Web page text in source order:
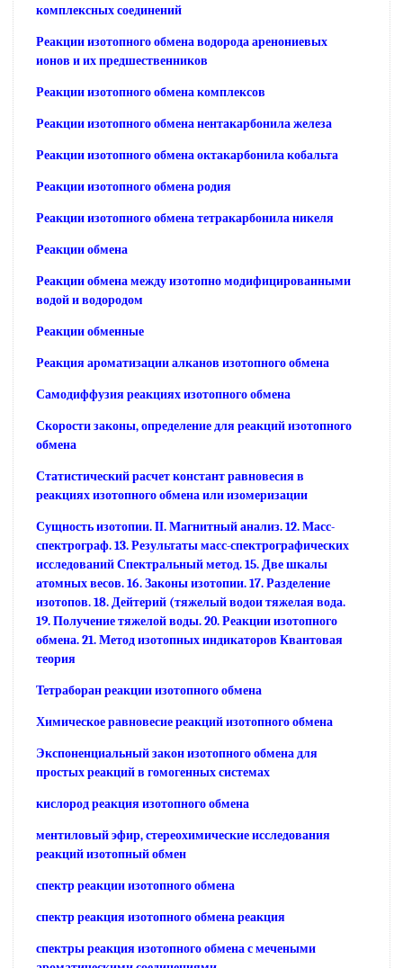
комплексных соединений
Реакции изотопного обмена водорода аренониевых
ионов и их предшественников
Реакции изотопного обмена комплексов
Реакции изотопного обмена нентакарбонила железа
Реакции изотопного обмена октакарбонила кобальта
Реакции изотопного обмена родия
Реакции изотопного обмена тетракарбонила никеля
Реакции обмена
Реакции обмена между изотопно модифицированными
водой и водородом
Реакции обменные
Реакция ароматизации алканов изотопного обмена
Самодиффузия реакциях изотопного обмена
Скорости законы, определение для реакций изотопного
обмена
Статистический расчет констант равновесия в
реакциях изотопного обмена или изомеризации
Сущность изотопии. II. Магнитный анализ. 12. Масс-
спектрограф. 13. Результаты масс-спектрографических
исследований Спектральный метод. 15. Две шкалы
атомных весов. 16. Законы изотопии. 17. Разделение
изотопов. 18. Дейтерий (тяжелый водои тяжелая вода.
19. Получение тяжелой воды. 20. Реакции изотопного
обмена. 21. Метод изотопных индикаторов Квантовая
теория
Тетраборан реакции изотопного обмена
Химическое равновесие реакций изотопного обмена
Экспоненциальный закон изотопного обмена для
простых реакций в гомогенных системах
кислород реакция изотопного обмена
ментиловый эфир, стереохимические исследования
реакций изотопный обмен
спектр реакции изотопного обмена
спектр реакция изотопного обмена реакция
спектры реакция изотопного обмена с мечеными